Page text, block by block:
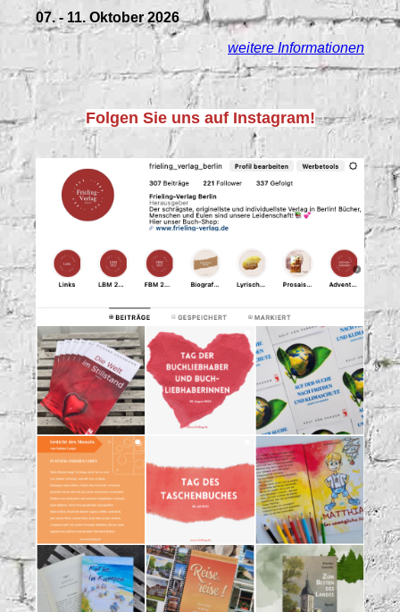
07. - 11. Oktober 2026
weitere Informationen
Folgen Sie uns auf Instagram!